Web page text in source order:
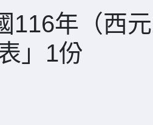
年（西元
」1份